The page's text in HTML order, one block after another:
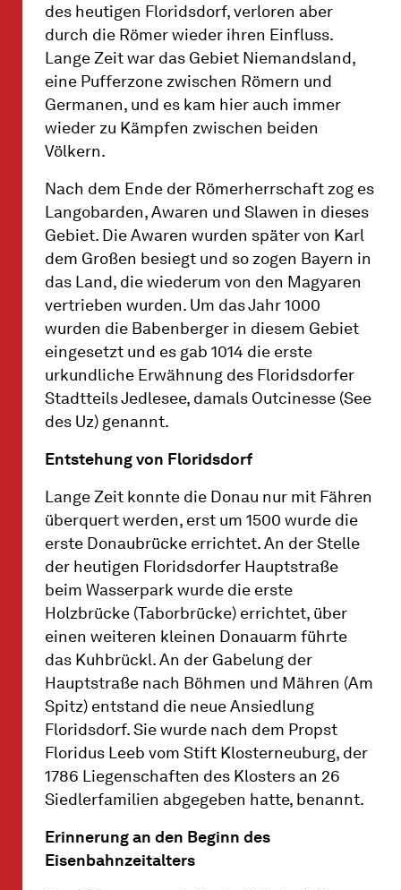
des heutigen Floridsdorf, verloren aber
durch die Römer wieder ihren Einfluss.
Lange Zeit war das Gebiet Niemandsland,
eine Pufferzone zwischen Römern und
Germanen, und es kam hier auch immer
wieder zu Kämpfen zwischen beiden
Völkern.
Nach dem Ende der Römerherrschaft zog es
Langobarden, Awaren und Slawen in dieses
Gebiet. Die Awaren wurden später von Karl
dem Großen besiegt und so zogen Bayern in
das Land, die wiederum von den Magyaren
vertrieben wurden. Um das Jahr 1000
wurden die Babenberger in diesem Gebiet
eingesetzt und es gab 1014 die erste
urkundliche Erwähnung des Floridsdorfer
Stadtteils Jedlesee, damals Outcinesse (See
des Uz) genannt.
Entstehung von Floridsdorf
Lange Zeit konnte die Donau nur mit Fähren
überquert werden, erst um 1500 wurde die
erste Donaubrücke errichtet. An der Stelle
der heutigen Floridsdorfer Hauptstraße
beim Wasserpark wurde die erste
Holzbrücke (Taborbrücke) errichtet, über
einen weiteren kleinen Donauarm führte
das Kuhbrückl. An der Gabelung der
Hauptstraße nach Böhmen und Mähren (Am
Spitz) entstand die neue Ansiedlung
Floridsdorf. Sie wurde nach dem Propst
Floridus Leeb vom Stift Klosterneuburg, der
1786 Liegenschaften des Klosters an 26
Siedlerfamilien abgegeben hatte, benannt.
Erinnerung an den Beginn des
Eisenbahnzeitalters